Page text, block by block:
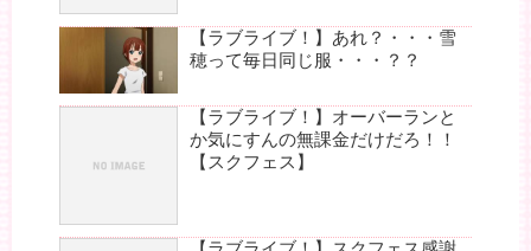
【ラブライブ！】あれ？・・・雪
穂って毎日同じ服・・・？？
【ラブライブ！】オーバーランと
か気にすんの無課金だけだろ！！
【スクフェス】